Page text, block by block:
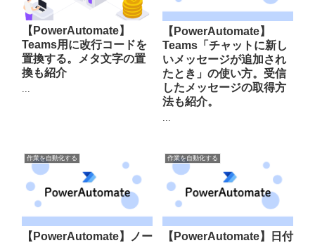
【PowerAutomate】
Teams用に改行コードを
置換する。メタ文字の置
換も紹介
【PowerAutomate】
Teams「チャットに新し
いメッセージが追加され
たとき」の使い方。受信
したメッセージの取得方
法も紹介。
...
作業を自動化する
【PowerAutomate】ノー
作業を自動化する
【PowerAutomate】日付